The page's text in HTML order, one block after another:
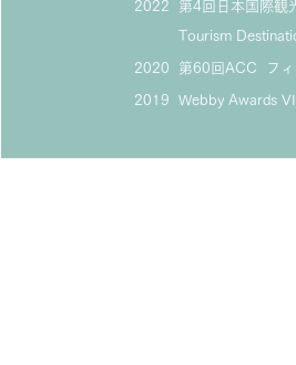
2022 第4回日本国際観
Tourism
2020 第60回ACC フィ
2019 Webby Awards